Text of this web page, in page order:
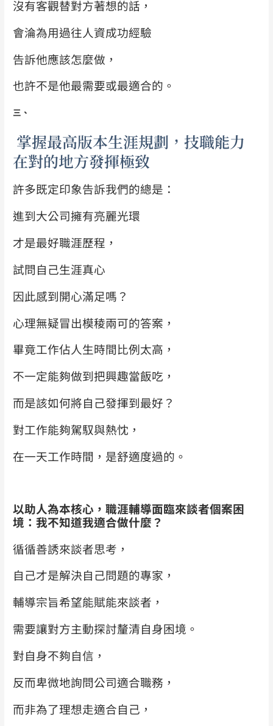
沒有客觀替對方著想的話，
會淪為用過往人資成功經驗
告訴他應該怎麼做，
也許不是他最需要或最適合的。
三、
掌握最高版本生涯規劃，技職能力
在對的地方發揮極致
許多既定印象告訴我們的總是：
進到大公司擁有亮麗光環
才是最好職涯歷程，
試問自己生涯真心
因此感到開心滿足嗎？
心理無疑冒出模稜兩可的答案，
畢竟工作佔人生時間比例太高，
不一定能夠做到把興趣當飯吃，
而是該如何將自己發揮到最好？
對工作能夠駕馭與熱忱，
在一天工作時間，是舒適度過的。
以助人為本核心，職涯輔導面臨來談者個案困
境：我不知道我適合做什麼？
循循善誘來談者思考，
自己才是解決自己問題的專家，
輔導宗旨希望能賦能來談者，
需要讓對方主動探討釐清自身困境。
對自身不夠自信，
反而卑微地詢問公司適合職務，
而非為了理想走適合自己，